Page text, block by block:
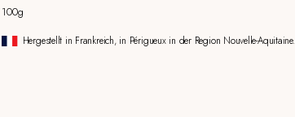
100g
Hergestellt in Frankreich, in Périgueux in der Region Nouvelle-Aquitaine.